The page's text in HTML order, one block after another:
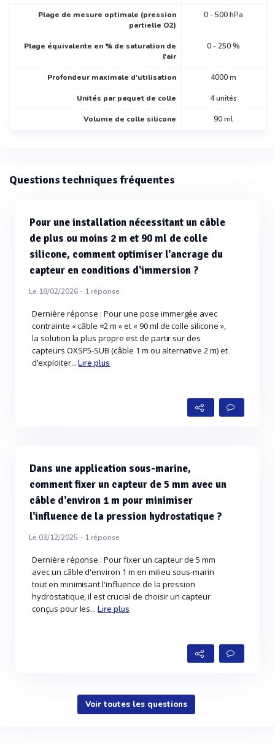
Plage de mesure optimale (pression
partielle O2)
0 - 500 hPa
Plage équivalente en % de saturation de
l'air
0 - 250 %
Profondeur maximale d'utilisation 4000 m
Unités par paquet de colle 4 unités
Volume de colle silicone 90 ml
Questions techniques fréquentes
Pour une installation nécessitant un câble
de plus ou moins 2 m et 90 ml de colle
silicone, comment optimiser l'ancrage du
capteur en conditions d'immersion ?
Le 18/02/2026 - 1réponse
Dernière réponse : Pour une pose immergée avec
contrainte « câble ≈2 m » et « 90 ml de colle silicone »,
la solution la plus propre est de partir sur des
capteurs OXSP5-SUB (câble 1 m ou alternative 2 m) et
d’exploiter...Lire plus
Dans une application sous-marine,
comment fixer un capteur de 5 mm avec un
câble d'environ 1 m pour minimiser
l'influence de la pression hydrostatique ?
Le 03/12/2025 - 1réponse
Dernière réponse : Pour fixer un capteur de 5 mm
avec un câble d'environ 1 m en milieu sous-marin
tout en minimisant l'influence de la pression
hydrostatique, il est crucial de choisir un capteur
conçus pour les...Lire plus
Voir toutes les questions